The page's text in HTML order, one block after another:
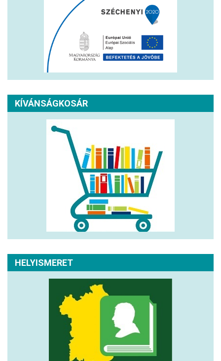
KÍVÁNSÁGKOSÁR
HELYISMERET